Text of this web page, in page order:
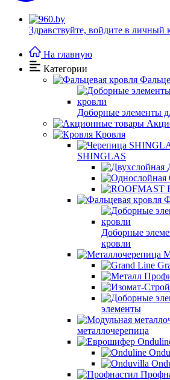
Здравствуйте, войдите в личный
На главную
Категории
Доборные элементы
Кровля
SHINGLAS
Доборные
кровли
элементы
металлочерепица